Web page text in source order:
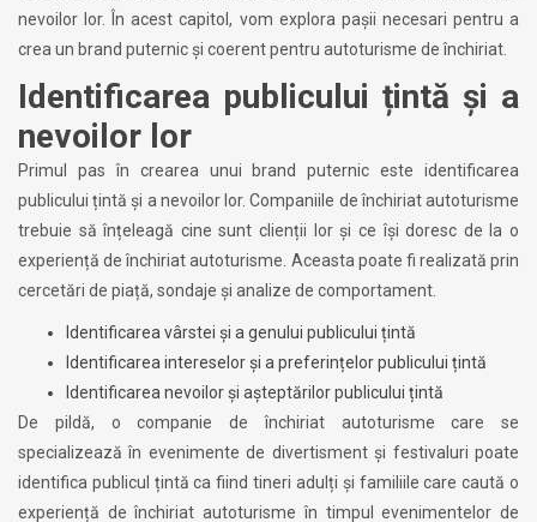
nevoilor lor. În acest capitol, vom explora pașii necesari pentru a
crea un brand puternic și coerent pentru autoturisme de închiriat.
Identificarea publicului țintă și a
nevoilor lor
Primul pas în crearea unui brand puternic este identificarea
publicului țintă și a nevoilor lor. Companiile de închiriat autoturisme
trebuie să înțeleagă cine sunt clienții lor și ce își doresc de la o
experiență de închiriat autoturisme. Aceasta poate fi realizată prin
cercetări de piață, sondaje și analize de comportament.
Identificarea vârstei și a genului publicului țintă
Identificarea intereselor și a preferințelor publicului țintă
Identificarea nevoilor și așteptărilor publicului țintă
De pildă, o companie de închiriat autoturisme care se
specializează în evenimente de divertisment și festivaluri poate
identifica publicul țintă ca fiind tineri adulți și familiile care caută o
experiență de închiriat autoturisme în timpul evenimentelor de